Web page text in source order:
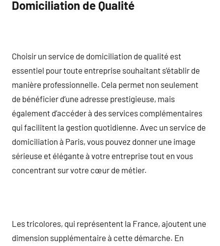
Domiciliation de Qualité
Choisir un service de domiciliation de qualité est
essentiel pour toute entreprise souhaitant s’établir de
manière professionnelle. Cela permet non seulement
de bénéficier d’une adresse prestigieuse, mais
également d’accéder à des services complémentaires
qui facilitent la gestion quotidienne. Avec un service de
domiciliation à Paris, vous pouvez donner une image
sérieuse et élégante à votre entreprise tout en vous
concentrant sur votre cœur de métier.
Les tricolores, qui représentent la France, ajoutent une
dimension supplémentaire à cette démarche. En